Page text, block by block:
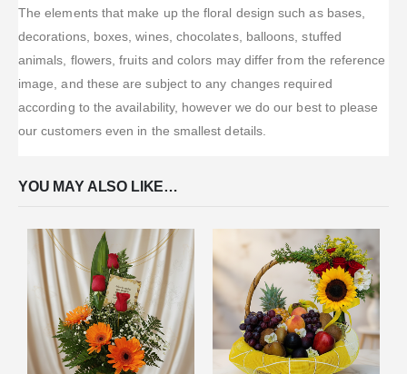
The elements that make up the floral design such as bases,
decorations, boxes, wines, chocolates, balloons, stuffed
animals, flowers, fruits and colors may differ from the reference
image, and these are subject to any changes required
according to the availability, however we do our best to please
our customers even in the smallest details.
YOU MAY ALSO LIKE…